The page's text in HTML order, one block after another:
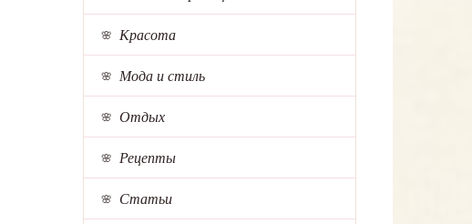
Красота
Мода и стиль
Отдых
Рецепты
Статьи